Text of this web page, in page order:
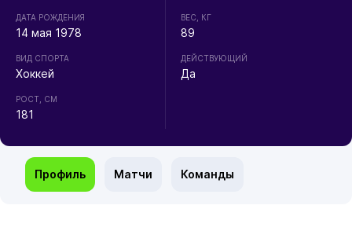
ДАТА РОЖДЕНИЯ
14 мая 1978
ВИД СПОРТА
Хоккей
РОСТ, СМ
181
ВЕС, КГ
89
ДЕЙСТВУЮЩИЙ
Да
Профиль Матчи Команды